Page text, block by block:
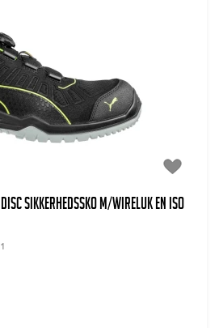
SIKKERHEDSSKO m/WIRELUK EN ISO